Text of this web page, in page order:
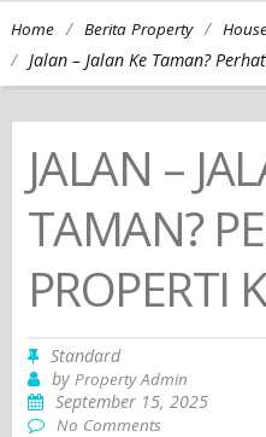
Home / Berita Property /
/ Jalan – Jalan Ke Taman?
JALAN –
TAMAN?
PROPERTI
Standard
byProperty Admin
September 15, 2025
No Comments